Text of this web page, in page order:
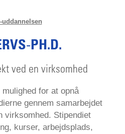
uddannelsen
PH.D.
ved en virksomhed
for at opnå
gennem samarbejdet
virksomhed. Stipendiet
kurser, arbejdsplads,